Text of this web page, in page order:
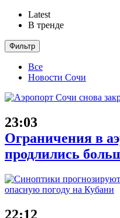
Latest
В тренде
Фильтр
Все
Новости Сочи
23:03
Ограничения в
продлились
22:12